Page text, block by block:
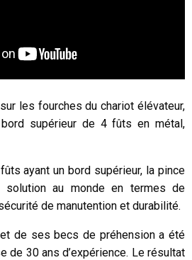
les fourches du chariot élévateur,
supérieur de 4 fûts en métal,
ayant un bord supérieur, la pince
au monde en termes de
de manutention et durabilité.
de ses becs de préhension a été
de 30 ans d’expérience. Le résultat